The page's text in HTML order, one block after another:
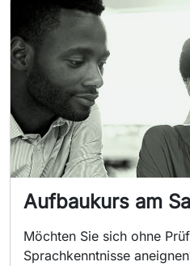
Aufbaukurs am
Möchten Sie sich ohne
Sprachkenntnisse